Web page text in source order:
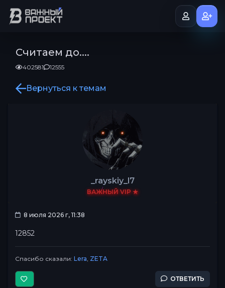
Считаем до....
402581 12555
Вернуться к темам
_rayskiy_l7
ВАЖНЫЙ VIP ★
8 июля 2026 г, 11:38
12852
Спасибо сказали: Lera, ZETA
ОТВЕТИТЬ